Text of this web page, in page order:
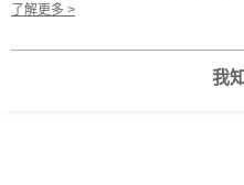
用條款之 Cookie 聲明使用 cookie。
了解更多 >
我